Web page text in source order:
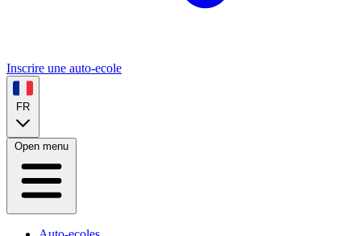
Inscrire une auto-ecole
FR
Open menu